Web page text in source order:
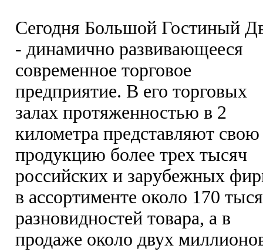
Сегодня Большой Гостиный
- динамично развивающееся
современное торговое
предприятие. В его торговых
залах протяженностью в 2
километра представляют свою
продукцию более трех тысяч
российских и зарубежных
в ассортименте около 170
разновидностей товара, а в
продаже около двух